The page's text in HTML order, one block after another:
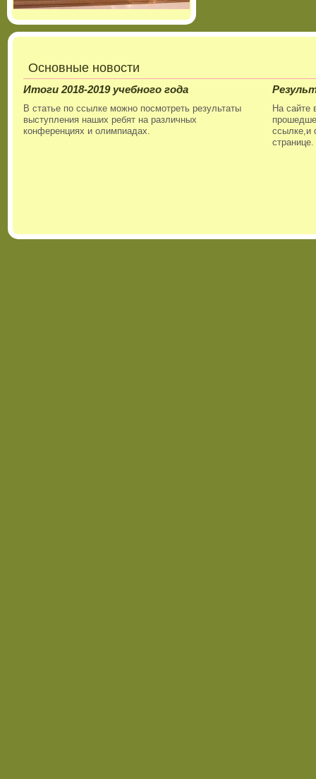
Основные новости
Итоги 2018-2019 учебного года
В статье по ссылке можно посмотреть результаты
выступления наших ребят на различных
конференциях и олимпиадах.
На сайте
ссылке,и
странице.